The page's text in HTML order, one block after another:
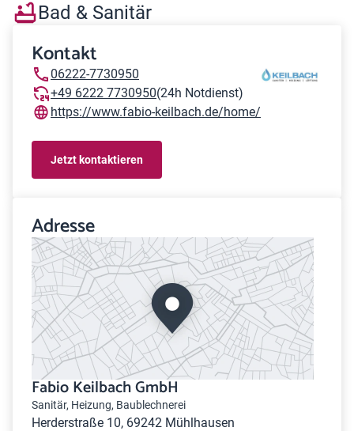
Bad & Sanitär
Kontakt
06222-7730950
+49 6222 7730950(24h Notdienst)
https://www.fabio-keilbach.de/home/
Jetzt kontaktieren
Adresse
Fabio Keilbach GmbH
Sanitär, Heizung, Baublechnerei
Herderstraße 10, 69242 Mühlhausen